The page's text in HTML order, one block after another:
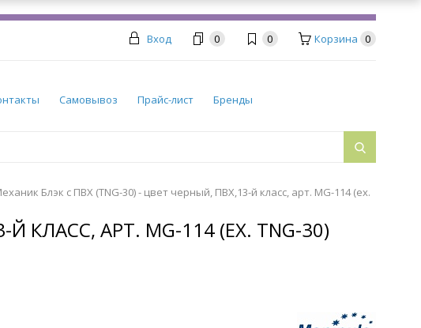
Вход 0 0 Корзина 0
Самовывоз Прайс-лист Бренды
Блэк с ПВХ (TNG-30) - цвет черный, ПВХ,13-й класс, арт. MG-114 (ex.
КЛАСС, АРТ. MG-114 (EX. TNG-30)